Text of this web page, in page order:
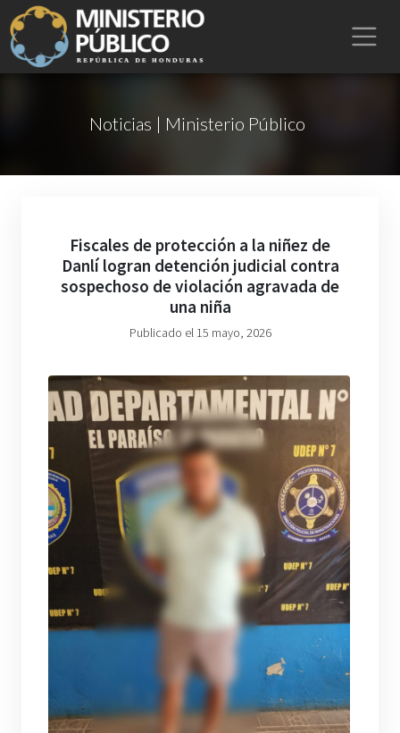
Noticias | Ministerio Público
Fiscales de protección a la niñez de
Danlí logran detención judicial contra
sospechoso de violación agravada de
una niña
Publicado el 15 mayo, 2026